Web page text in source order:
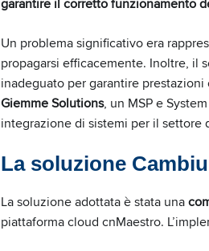
Un problema significativo era
propagarsi efficacemente. Inoltre, il
inadeguato per garantire
Giemme Solutions, un MSP e
integrazione di sistemi per il settore
La soluzione
La soluzione adottata è stata una
piattaforma cloud cnMaestro.